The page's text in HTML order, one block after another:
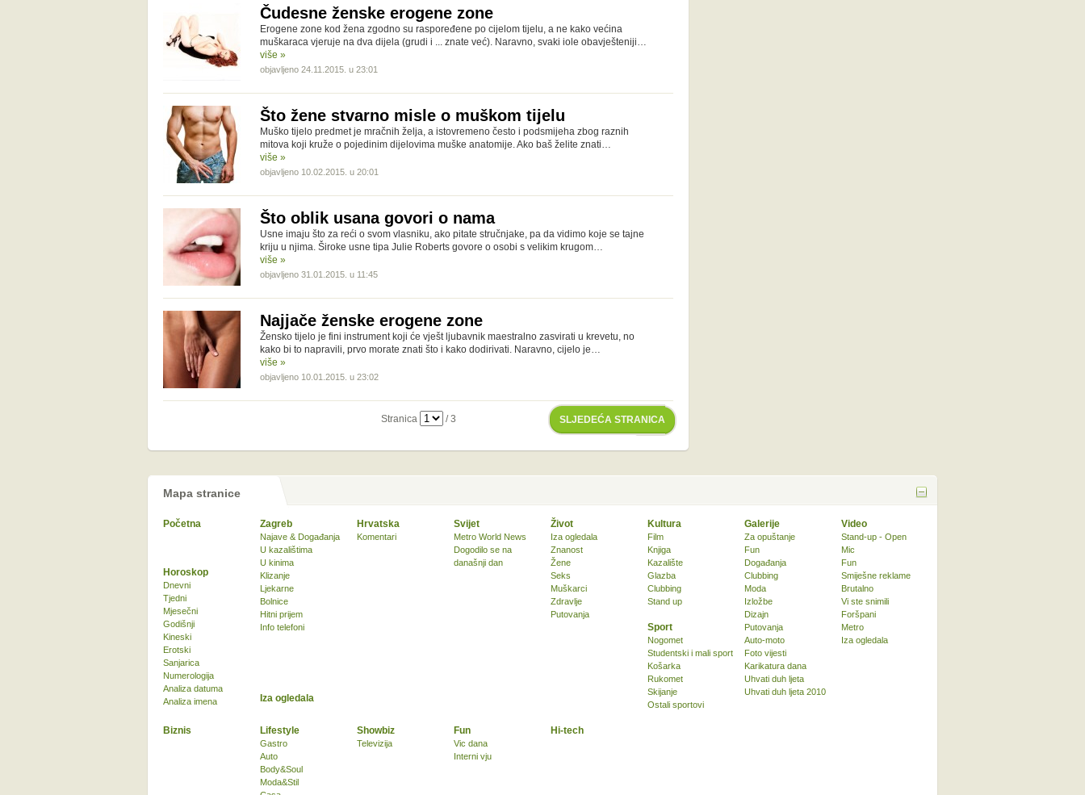
Čudesne ženske erogene zone
Erogene zone kod žena zgodno su raspoređene po cijelom tijelu, a ne kako većina
muškaraca vjeruje na dva dijela (grudi i ... znate već). Naravno, svaki iole obavješteniji…
više »
objavljeno 24.11.2015. u 23:01
Što žene stvarno misle o muškom tijelu
Muško tijelo predmet je mračnih želja, a istovremeno često i podsmijeha zbog raznih
mitova koji kruže o pojedinim dijelovima muške anatomije. Ako baš želite znati…
više »
objavljeno 10.02.2015. u 20:01
Što oblik usana govori o nama
Usne imaju što za reći o svom vlasniku, ako pitate stručnjake, pa da vidimo koje se tajne
kriju u njima. Široke usne tipa Julie Roberts govore o osobi s velikim krugom…
više »
objavljeno 31.01.2015. u 11:45
Najjače ženske erogene zone
Žensko tijelo je fini instrument koji će vješt ljubavnik maestralno zasvirati u krevetu, no
kako bi to napravili, prvo morate znati što i kako dodirivati. Naravno, cijelo je…
više »
objavljeno 10.01.2015. u 23:02
SLJEDEĆA STRANICA
Stranica / 3
Mapa stranice
Početna Zagreb
Najave & Događanja
U kazalištima
U kinima
Klizanje
Ljekarne
Bolnice
Hitni prijem
Info telefoni
Hrvatska
Komentari
Svijet
Metro World News
Dogodilo se na
današnji dan
Život
Iza ogledala
Znanost
Žene
Seks
Muškarci
Zdravlje
Putovanja
Kultura
Film
Knjiga
Kazalište
Glazba
Clubbing
Stand up
Sport
Nogomet
Studentski i mali sport
Košarka
Rukomet
Skijanje
Ostali sportovi
Biznis Lifestyle
Gastro
Auto
Body&Soul
Moda&Stil
Showbiz
Televizija
Fun
Vic dana
Interni vju
Horoskop
Dnevni
Tjedni
Mjesečni
Godišnji
Kineski
Erotski
Sanjarica
Numerologija
Analiza datuma
Analiza imena
Iza ogledala
Hi-tech
Galerije
Za opuštanje
Fun
Događanja
Clubbing
Moda
Izložbe
Dizajn
Putovanja
Auto-moto
Foto vijesti
Karikatura dana
Uhvati duh ljeta
Uhvati duh ljeta 2010
Video
Stand-up - Open
Mic
Fun
Smiješne reklame
Brutalno
Vi ste snimili
Foršpani
Metro
Iza ogledala